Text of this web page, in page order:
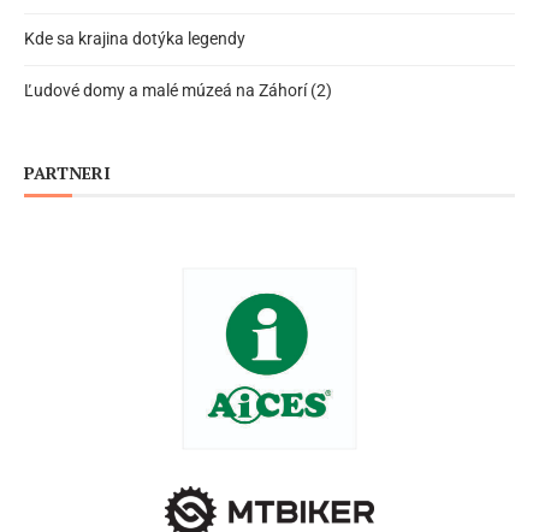
Kde sa krajina dotýka legendy
Ľudové domy a malé múzeá na Záhorí (2)
PARTNERI